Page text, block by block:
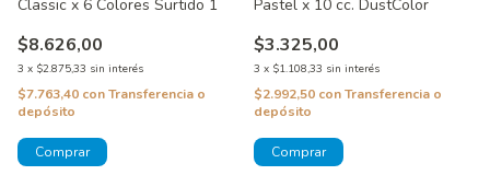
Classic x 6 Colores Surtido 1
$8.626,00
3 x $2.875,33 sin interés
$7.763,40 conTransferencia o
depósito
Pastel x 10 cc. DustColor
$3.325,00
3 x $1.108,33 sin interés
$2.992,50 conTransferencia o
depósito